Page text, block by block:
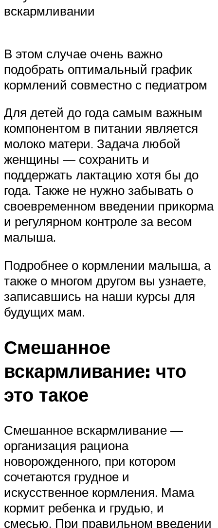
вскармливании
В этом случае очень важно
подобрать оптимальный график
кормлений совместно с педиатром
Для детей до года самым важным
компонентом в питании является
молоко матери. Задача любой
женщины — сохранить и
поддержать лактацию хотя бы до
года. Также не нужно забывать о
своевременном введении прикорма
и регулярном контроле за весом
малыша.
Подробнее о кормлении малыша, а
также о многом другом вы узнаете,
записавшись на наши курсы для
будущих мам.
Смешанное
вскармливание: что
это такое
Смешанное вскармливание —
организация рациона
новорожденного, при котором
сочетаются грудное и
искусственное кормления. Мама
кормит ребенка и грудью, и
смесью. При правильном введении